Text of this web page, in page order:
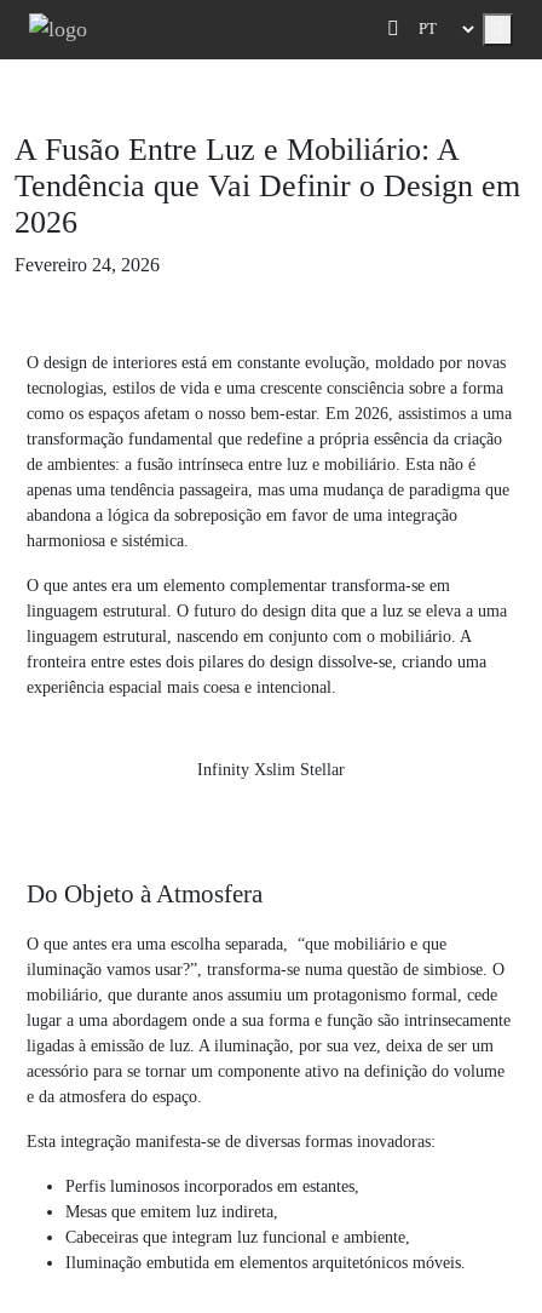
A Fusão Entre Luz e Mobiliário: A
Tendência que Vai Definir o Design em
2026
Fevereiro 24, 2026
O design de interiores está em constante evolução, moldado por novas
tecnologias, estilos de vida e uma crescente consciência sobre a forma
como os espaços afetam o nosso bem-estar. Em 2026, assistimos a uma
transformação fundamental que redefine a própria essência da criação
de ambientes: a fusão intrínseca entre luz e mobiliário. Esta não é
apenas uma tendência passageira, mas uma mudança de paradigma que
abandona a lógica da sobreposição em favor de uma integração
harmoniosa e sistémica.
O que antes era um elemento complementar transforma-se em
linguagem estrutural. O futuro do design dita que a luz se eleva a uma
linguagem estrutural, nascendo em conjunto com o mobiliário. A
fronteira entre estes dois pilares do design dissolve-se, criando uma
experiência espacial mais coesa e intencional.
Infinity Xslim Stellar
Do Objeto à Atmosfera
O que antes era uma escolha separada, “que mobiliário e que
iluminação vamos usar?”, transforma-se numa questão de simbiose. O
mobiliário, que durante anos assumiu um protagonismo formal, cede
lugar a uma abordagem onde a sua forma e função são intrinsecamente
ligadas à emissão de luz. A iluminação, por sua vez, deixa de ser um
acessório para se tornar um componente ativo na definição do volume
e da atmosfera do espaço.
Esta integração manifesta-se de diversas formas inovadoras:
Perfis luminosos incorporados em estantes,
Mesas que emitem luz indireta,
Cabeceiras que integram luz funcional e ambiente,
Iluminação embutida em elementos arquitetónicos móveis.